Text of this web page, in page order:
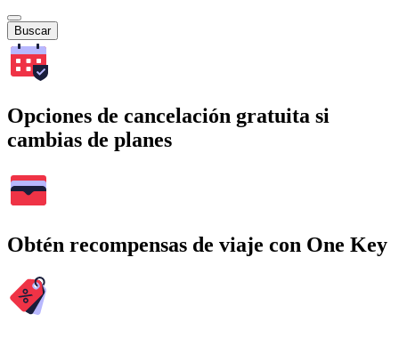
Buscar
Opciones de cancelación gratuita si
cambias de planes
Obtén recompensas de viaje con One Key